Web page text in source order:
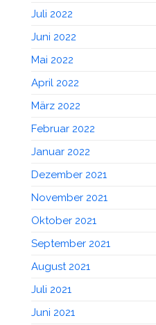
Juli 2022
Juni 2022
Mai 2022
April 2022
März 2022
Februar 2022
Januar 2022
Dezember 2021
November 2021
Oktober 2021
September 2021
August 2021
Juli 2021
Juni 2021